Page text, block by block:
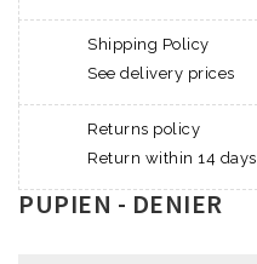
Shipping Policy
See delivery prices
Returns policy
Return within 14 days
PUPIEN - DENIER